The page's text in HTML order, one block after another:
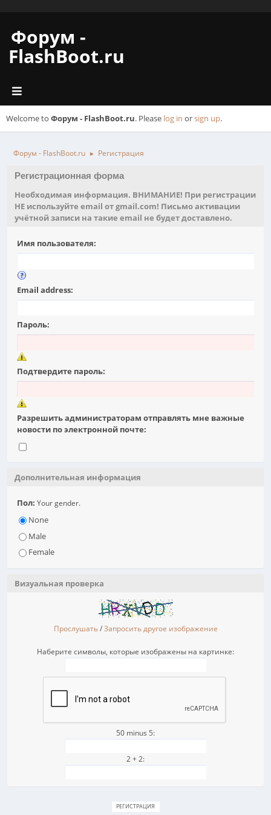
Форум -
FlashBoot.ru
Welcome to Форум - FlashBoot.ru. Please log in orsign up.
Форум - FlashBoot.ru ► Регистрация
Регистрационная форма
Необходимая информация. ВНИМАНИЕ! При регистрации
НЕ используйте email от gmail.com! Письмо активации
учётной записи на такие email не будет доставлено.
Имя пользователя:
Email address:
Пароль:
Подтвердите пароль:
Разрешить администраторам отправлять мне важные
новости по электронной почте:
Дополнительная информация
Пол: Your gender.
None
Male
Female
Визуальная проверка
Прослушать/Запросить другое изображение
Наберите символы, которые изображены на картинке:
50 minus 5:
2 + 2: